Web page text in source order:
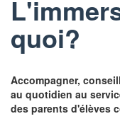
quoi?
Accompagner,
au quotidien au
des parents d'élèves